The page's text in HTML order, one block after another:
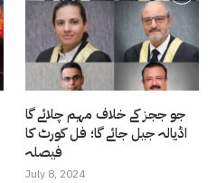
جو ججز کے خلاف مہم چلائے گا
اڈیالہ جیل جائے گا؛ فل کورٹ کا
فیصلہ
July 8, 2024